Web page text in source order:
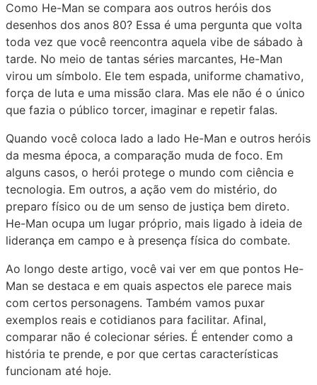
Como He-Man se compara aos outros heróis dos
desenhos dos anos 80? Essa é uma pergunta que volta
toda vez que você reencontra aquela vibe de sábado à
tarde. No meio de tantas séries marcantes, He-Man
virou um símbolo. Ele tem espada, uniforme chamativo,
força de luta e uma missão clara. Mas ele não é o único
que fazia o público torcer, imaginar e repetir falas.
Quando você coloca lado a lado He-Man e outros heróis
da mesma época, a comparação muda de foco. Em
alguns casos, o herói protege o mundo com ciência e
tecnologia. Em outros, a ação vem do mistério, do
preparo físico ou de um senso de justiça bem direto.
He-Man ocupa um lugar próprio, mais ligado à ideia de
liderança em campo e à presença física do combate.
Ao longo deste artigo, você vai ver em que pontos He-
Man se destaca e em quais aspectos ele parece mais
com certos personagens. Também vamos puxar
exemplos reais e cotidianos para facilitar. Afinal,
comparar não é colecionar séries. É entender como a
história te prende, e por que certas características
funcionam até hoje.